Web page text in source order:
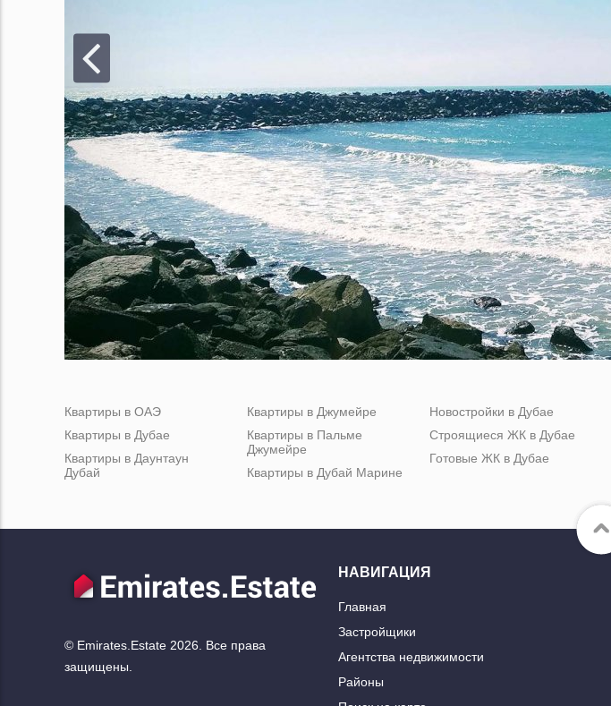
Квартиры в ОАЭ
Квартиры в Дубае
Квартиры в Даунтаун
Дубай
Квартиры в Джумейре
Квартиры в Пальме
Джумейре
Квартиры в Дубай Марине
Новостройки в Дубае
Строящиеся ЖК в Дубае
Готовые ЖК в Дубае
© Emirates.Estate 2026. Все права
защищены.
НАВИГАЦИЯ
Главная
Застройщики
Агентства недвижимости
Районы